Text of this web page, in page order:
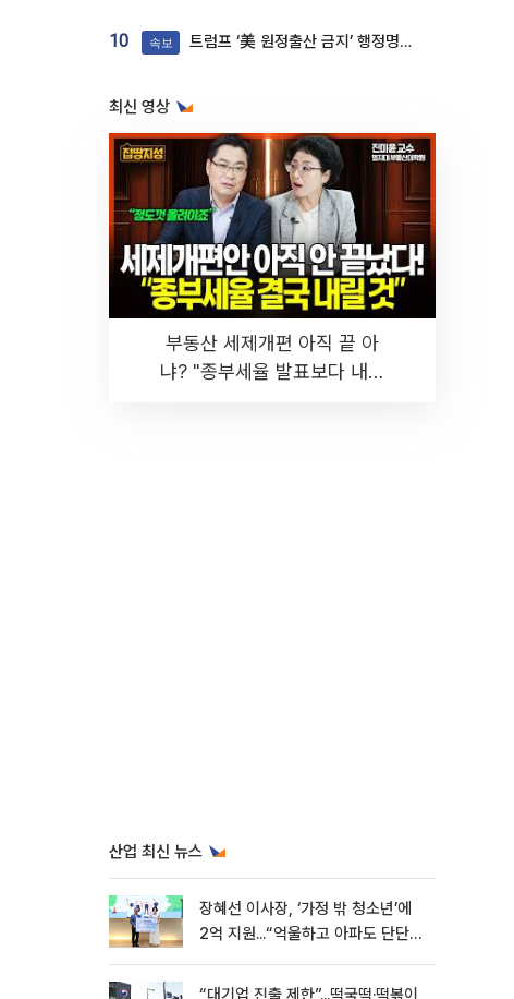
10 속보 트럼프 ‘美 원정출산 금지’ 행정명령 서명
최신 영상
부동산 세제개편 아직 끝 아
냐? "종부세율 발표보다 내릴
산업 최신 뉴스
장혜선 이사장, ‘가정 밖 청소년’에
2억 지원...“억울하고 아파도 단단해
“대기업 진출 제한”...떡국떡·떡볶이